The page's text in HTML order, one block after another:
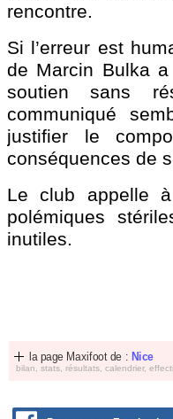
rencontre.
Si l’erreur est
de Marcin Bulka
soutien sans
communiqué
justifier le
conséquences de
Le club appelle
polémiques
inutiles.
la page Maxifoot de : Nice
bilan, stats, résultats, calendrier,